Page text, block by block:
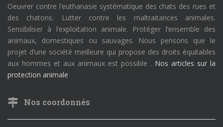
Oeuvrer contre l’euthanasie systématique des chats des rues et
des chatons. Lutter contre les maltraitances animales.
Sensibiliser à l’exploitation animale. Protéger l’ensemble des
animaux, domestiques ou sauvages. Nous pensons que le
projet d’une société meilleure qui propose des droits équitables
aux hommes et aux animaux est possible . Nos articles sur la
protection animale
Nos coordonnés